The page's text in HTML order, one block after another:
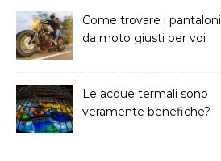
Come trovare i pantaloni
da moto giusti per voi
Le acque termali sono
veramente benefiche?